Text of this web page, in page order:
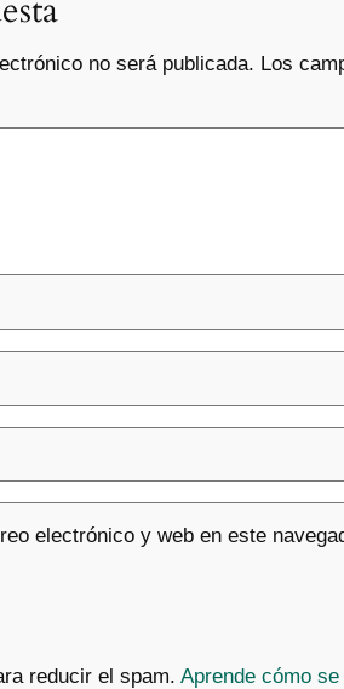
no será publicada. Los
electrónico y web en este
reducir el spam. Aprende cómo